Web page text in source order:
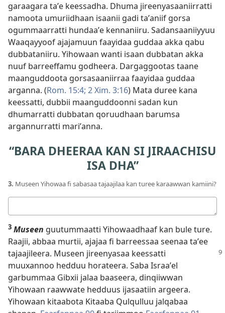
garaagara taʼe keessadha. Dhuma jireenyasaaniirratti
namoota umuriidhaan isaanii gadi taʼaniif gorsa
ogummaarratti hundaaʼe kennaniiru. Sadansaaniiyyuu
Waaqayyoof ajajamuun faayidaa guddaa akka qabu
dubbataniiru. Yihowaan wanti isaan dubbatan akka
nuuf barreeffamu godheera. Dargaggootas taane
maanguddoota gorsasaaniirraa faayidaa guddaa
arganna. (Rom. 15:4; 2 Xim. 3:16) Mata duree kana
keessatti, dubbii maanguddoonni sadan kun
dhumarratti dubbatan qoruudhaan barumsa
argannurratti mariʼanna.
“BARA DHEERAA KAN SI JIRAACHISU
ISA DHA”
3. Museen Yihowaa fi sabasaa tajaajilaa kan turee karaawwan kamiini?
kee
3 Museen guutummaatti Yihowaadhaaf kan bule ture.
Raajii, abbaa murtii, ajajaa fi barreessaa seenaa taʼee
tajaajileera. Museen jireenyasaa keessatti
muuxannoo hedduu horateera. Saba Israaʼel
garbummaa Gibxii jalaa baaseera, dinqiiwwan
Yihowaan raawwate hedduus ijasaatiin argeera.
Yihowaan kitaabota Kitaaba Qulqulluu jalqabaa